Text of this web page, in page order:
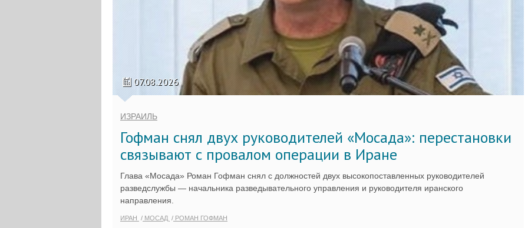
07.08.2026
ИЗРАИЛЬ
Гофман снял двух руководителей «Мосада»: перестановки
связывают с провалом операции в Иране
Глава «Мосада» Роман Гофман снял с должностей двух высокопоставленных руководителей
разведслужбы — начальника разведывательного управления и руководителя иранского
направления.
ИРАН МОСАД РОМАН ГОФМАН